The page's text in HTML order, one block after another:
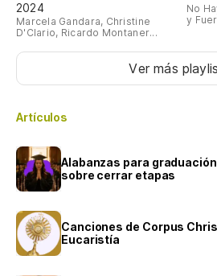
2024
Marcela Gandara, Christine
D'Clario, Ricardo Montaner...
No
y
Ver más
Artículos
Alabanzas para
sobre cerrar etapas
Canciones de Corpus
Eucaristía